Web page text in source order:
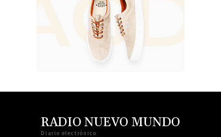
RADIO NUEVO MUNDO
Diario electrónico